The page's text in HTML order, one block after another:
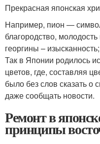
Прекрасная японская
Например, пион —
благородство,
георгины –
Так в Японии родилось
цветов, где, составляя
было без слов сказать о
даже сообщать новости.
Ремонт в
принципы